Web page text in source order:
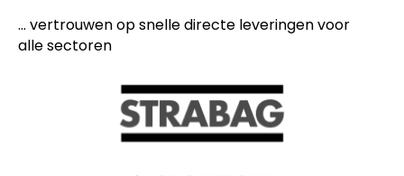
... vertrouwen op snelle directe leveringen voor
alle sectoren